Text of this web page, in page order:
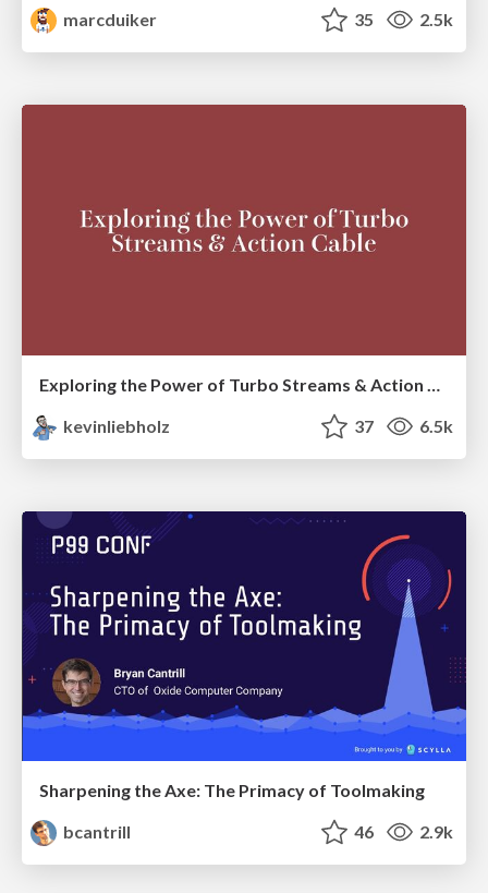
marcduiker
35 2.5k
Exploring the Power of Turbo Streams & Action Cable | RailsConf2023
kevinliebholz
37 6.5k
Sharpening the Axe: The Primacy of Toolmaking
bcantrill
46 2.9k